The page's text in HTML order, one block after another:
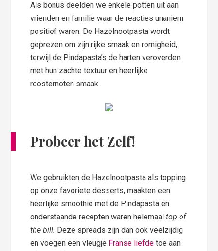
Als bonus deelden we enkele potten uit aan
vrienden en familie waar de reacties unaniem
positief waren. De Hazelnootpasta wordt
geprezen om zijn rijke smaak en romigheid,
terwijl de Pindapasta’s de harten veroverden
met hun zachte textuur en heerlijke
roosternoten smaak.
Probeer het Zelf!
We gebruikten de Hazelnootpasta als topping
op onze favoriete desserts, maakten een
heerlijke smoothie met de Pindapasta en
onderstaande recepten waren helemaaltop of
the bill. Deze spreads zijn dan ook veelzijdig
en voegen een vleugje Franse liefde toe aan